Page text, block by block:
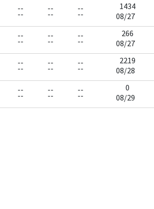
--
--
--
--
--
--
1434
08/27
--
--
--
--
--
--
266
08/27
--
--
--
--
--
--
2219
08/28
--
--
--
--
--
--
0
08/29